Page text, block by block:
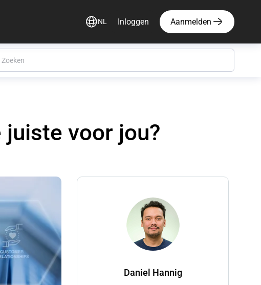
NL Inloggen Aanmelden
voor jou?
Daniel Hannig